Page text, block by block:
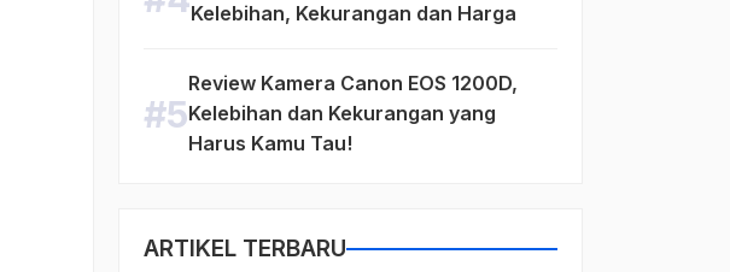
Kelebihan, Kekurangan dan Harga
Review Kamera Canon EOS 1200D,
Kelebihan dan Kekurangan yang
Harus Kamu Tau!
ARTIKEL TERBARU